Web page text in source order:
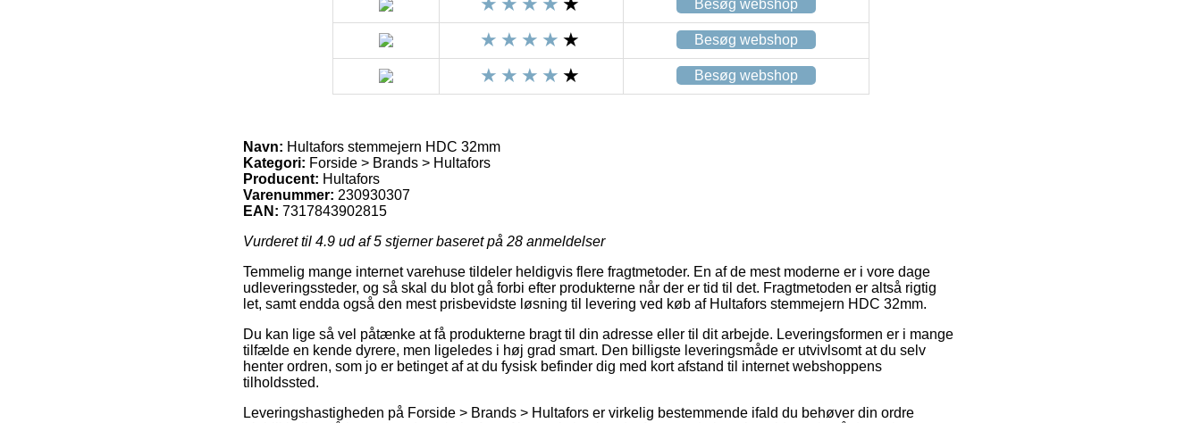
Besøg webshop
Besøg webshop
Besøg webshop
Navn: Hultafors stemmejern HDC 32mm
Kategori: Forside > Brands > Hultafors
Producent: Hultafors
Varenummer: 230930307
EAN: 7317843902815
Vurderet til 4.9 ud af 5 stjerner baseret på 28 anmeldelser
Temmelig mange internet varehuse tildeler heldigvis flere fragtmetoder. En af de mest moderne er i vore dage
udleveringssteder, og så skal du blot gå forbi efter produkterne når der er tid til det. Fragtmetoden er altså rigtig
let, samt endda også den mest prisbevidste løsning til levering ved køb af Hultafors stemmejern HDC 32mm.
Du kan lige så vel påtænke at få produkterne bragt til din adresse eller til dit arbejde. Leveringsformen er i mange
tilfælde en kende dyrere, men ligeledes i høj grad smart. Den billigste leveringsmåde er utvivlsomt at du selv
henter ordren, som jo er betinget af at du fysisk befinder dig med kort afstand til internet webshoppens
tilholdssted.
Leveringshastigheden på Forside > Brands > Hultafors er virkelig bestemmende ifald du behøver din ordre